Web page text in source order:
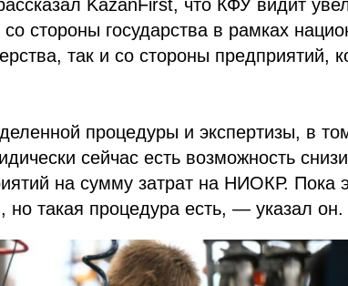
KazanFirst, что КФУ видит
стороны государства в рамках
так и со стороны предприятий,
процедуры и экспертизы, в
сейчас есть возможность
на сумму затрат на НИОКР. Пока
но такая процедура есть, — указал он.